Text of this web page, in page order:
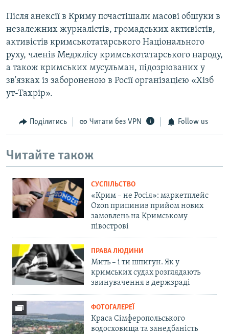
Після анексії в Криму почастішали масові обшуки в
незалежних журналістів, громадських активістів,
активістів кримськотатарського Національного
руху, членів Меджлісу кримськотатарського народу,
а також кримських мусульман, підозрюваних у
зв'язках із забороненою в Росії організацією «Хізб
ут-Тахрір».
Поділитись Читати без VPN Follow us
Читайте також
СУСПІЛЬСТВО
«Крим – не Росія»: маркетплейс
Ozon припинив прийом нових
замовлень на Кримському
півострові
ПРАВА ЛЮДИНИ
Мить – і ти шпигун. Як у
кримських судах розглядають
звинувачення в держзраді
ФОТОГАЛЕРЕЇ
Краса Сімферопольського
водосховища та занедбаність